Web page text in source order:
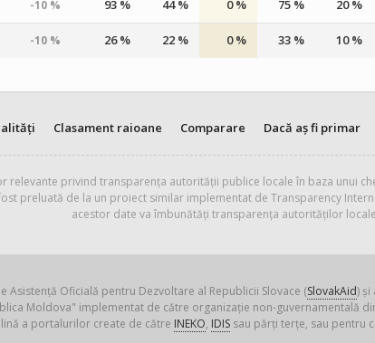
-10 % 93 % 44 % 0 % 75 % 20 %
-10 % 26 % 22 % 0 % 33 % 10 %
Clasament raioane Comparare Dacă aș fi primar
relevante privind transparența autorității publice locale în baza unui
preluată de la un proiect similar implementat de Transparency
acestor date va îmbunătăți transparența autorităților
Oficială pentru Dezvoltare al Republicii Slovace (SlovakAid) și
Moldova" implementat de către organizație non-guvernamentală
a portalurilor create de către INEKO, IDISsau părți terțe, sau pentru